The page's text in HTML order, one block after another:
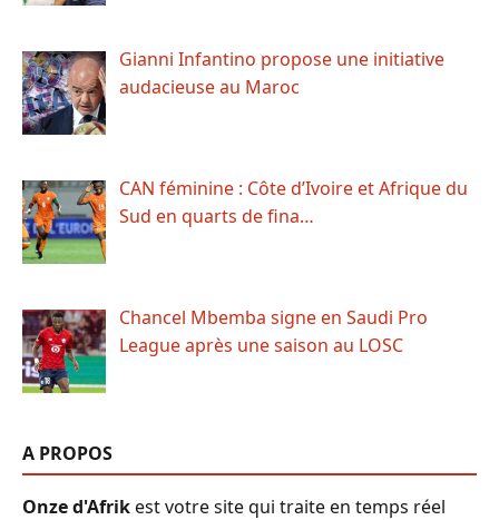
Gianni Infantino propose une initiative
audacieuse au Maroc
CAN féminine : Côte d’Ivoire et Afrique du
Sud en quarts de fina…
Chancel Mbemba signe en Saudi Pro
League après une saison au LOSC
A PROPOS
Onze d'Afrikest votre site qui traite en temps réel